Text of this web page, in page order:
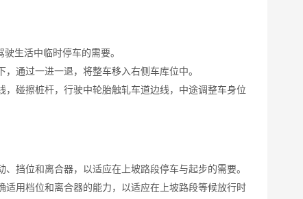
生活中临时停车的需要。
通过一进一退，将整车移入右侧车库位中。
碰擦桩杆，行驶中轮胎触轧车道边线，中途调整车身位
挡位和离合器，以适应在上坡路段停车与起步的需要。
适用档位和离合器的能力，以适应在上坡路段等候放行时